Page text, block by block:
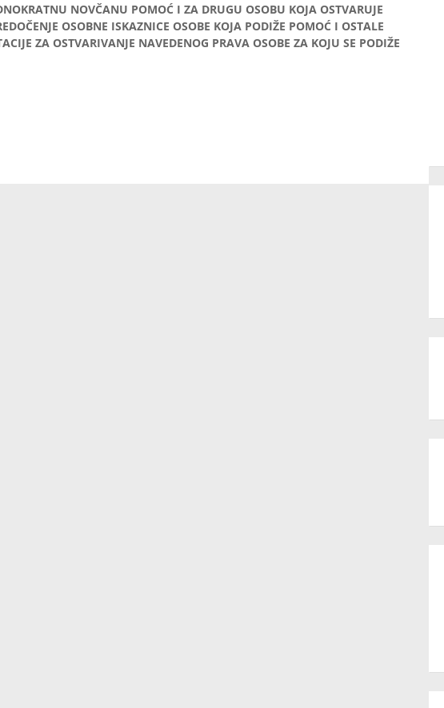
NOVČANU POMOĆ I ZA DRUGU OSOBU KOJA OSTVARUJE
OSOBNE ISKAZNICE OSOBE KOJA PODIŽE POMOĆ I OSTALE
ZA OSTVARIVANJE NAVEDENOG PRAVA OSOBE ZA KOJU SE PODIŽE